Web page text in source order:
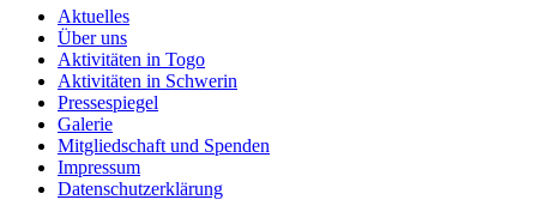
Aktuelles
Über uns
Aktivitäten in Togo
Aktivitäten in Schwerin
Pressespiegel
Galerie
Mitgliedschaft und Spenden
Impressum
Datenschutzerklärung